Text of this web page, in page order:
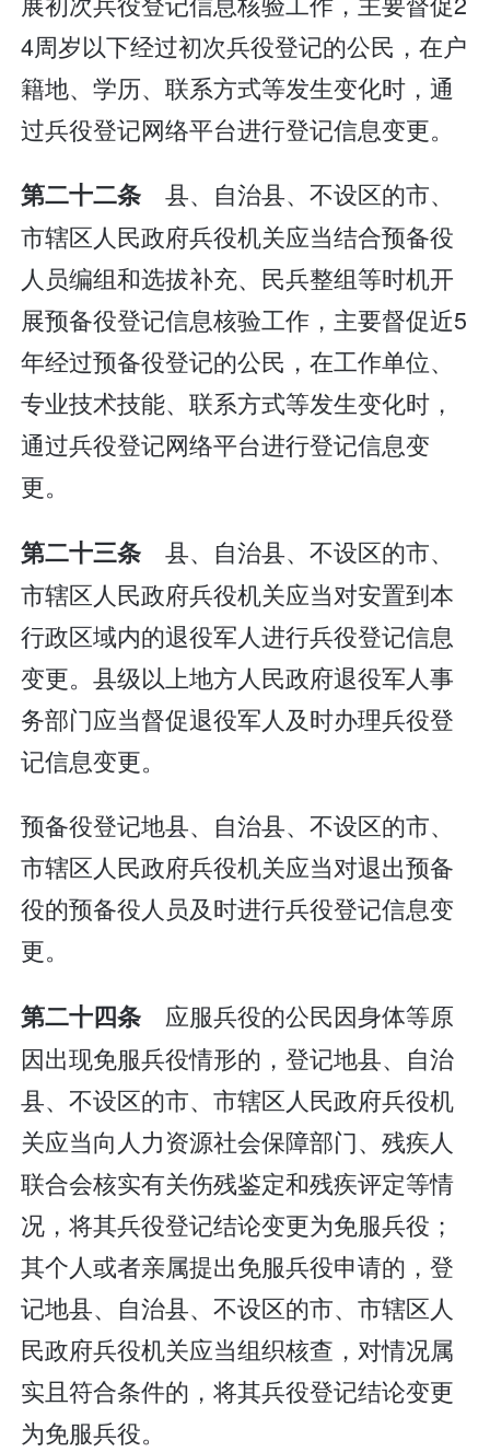
4周岁以下经过初次兵役登记的公民，在户
籍地、学历、联系方式等发生变化时，通
过兵役登记网络平台进行登记信息变更。
第二十二条 县、自治县、不设区的市、
市辖区人民政府兵役机关应当结合预备役
人员编组和选拔补充、民兵整组等时机开
展预备役登记信息核验工作，主要督促近5
年经过预备役登记的公民，在工作单位、
专业技术技能、联系方式等发生变化时，
通过兵役登记网络平台进行登记信息变
更。
第二十三条 县、自治县、不设区的市、
市辖区人民政府兵役机关应当对安置到本
行政区域内的退役军人进行兵役登记信息
变更。县级以上地方人民政府退役军人事
务部门应当督促退役军人及时办理兵役登
记信息变更。
预备役登记地县、自治县、不设区的市、
市辖区人民政府兵役机关应当对退出预备
役的预备役人员及时进行兵役登记信息变
更。
第二十四条 应服兵役的公民因身体等原
因出现免服兵役情形的，登记地县、自治
县、不设区的市、市辖区人民政府兵役机
关应当向人力资源社会保障部门、残疾人
联合会核实有关伤残鉴定和残疾评定等情
况，将其兵役登记结论变更为免服兵役；
其个人或者亲属提出免服兵役申请的，登
记地县、自治县、不设区的市、市辖区人
民政府兵役机关应当组织核查，对情况属
实且符合条件的，将其兵役登记结论变更
为免服兵役。